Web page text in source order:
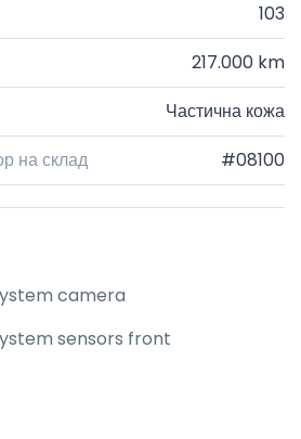
103
217.000 km
Частична кожа
на склад
#08100
camera
sensors front